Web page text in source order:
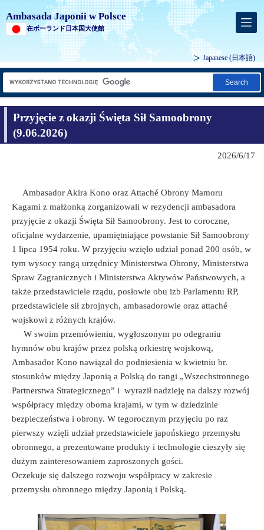
Ambasada Japonii w Polsce
在ポーランド日本国大使館
Japanese (日本語)
Search
Przyjęcie z okazji Święta Sił Samoobrony
(9.06.2026)
2026/6/17
Ambasador Akira Kono oraz Attaché Obrony Mamoru
Kagami z małżonką zorganizowali w rezydencji ambasadora
przyjęcie z okazji Święta Sił Samoobrony. Jest to coroczne,
oficjalne wydarzenie, upamiętniające powstanie Sił Samoobrony
1 lipca 1954 roku. W przyjęciu wzięło udział ponad 200 osób, w
tym wysocy rangą urzędnicy Ministerstwa Obrony, Ministerstwa
Spraw Zagranicznych i Ministerstwa Aktywów Państwowych, a
także przedstawiciele rządu, posłowie obu izb Parlamentu RP,
przedstawiciele sił zbrojnych, ambasadorowie oraz attaché
wojskowi z różnych krajów.
W swoim przemówieniu, wygłoszonym po odegraniu
hymnów obu krajów przez polską orkiestrę wojskową,
Ambasador Kono nawiązał do podniesienia w kwietniu br.
stosunków między Japonią a Polską do rangi „Wszechstronnego
Partnerstwa Strategicznego” i wyraził nadzieję na dalszy rozwój
współpracy między oboma krajami, w tym w dziedzinie
bezpieczeństwa i obrony. W tegorocznym przyjęciu po raz
pierwszy wzięli udział przedstawiciele japońskiego przemysłu
obronnego, a prezentowane produkty i technologie cieszyły się
dużym zainteresowaniem zaproszonych gości.
Oczekuje się dalszego rozwoju współpracy w zakresie
przemysłu obronnego między Japonią i Polską.